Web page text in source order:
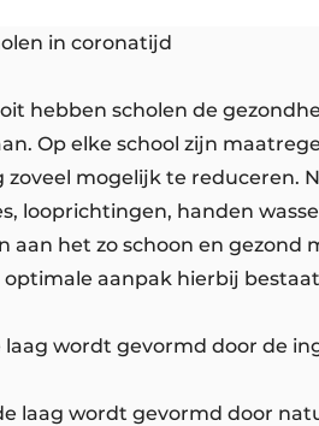
in coronatijd
hebben scholen de
Op elke school zijn
mogelijk te reduceren.
looprichtingen, handen
aan het zo schoon en
optimale aanpak hierbij
laag wordt gevormd door de
laag wordt gevormd door